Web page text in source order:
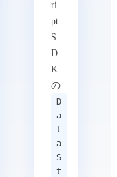
ri
pt
S
D
K
の
D
a
t
a
S
t